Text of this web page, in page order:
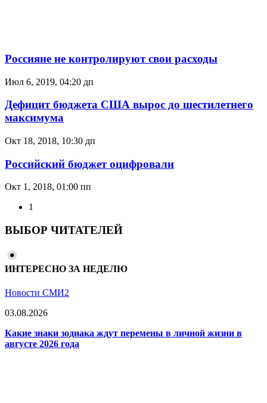
Россияне не контролируют свои расходы
Июл 6, 2019, 04:20 дп
Дефицит бюджета США вырос до шестилетнего
максимума
Окт 18, 2018, 10:30 дп
Российский бюджет оцифровали
Окт 1, 2018, 01:00 пп
1
ВЫБОР ЧИТАТЕЛЕЙ
ИНТЕРЕСНО ЗА НЕДЕЛЮ
Новости СМИ2
03.08.2026
Какие знаки зодиака ждут перемены в личной жизни в
августе 2026 года